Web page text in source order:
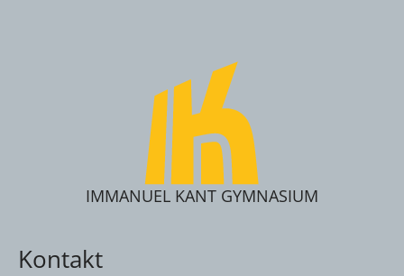
IMMANUEL KANT GYMNASIUM
Kontakt